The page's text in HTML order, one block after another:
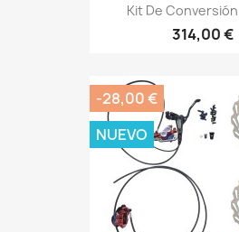
Kit De
314,00 €
-28,00 €
NUEVO